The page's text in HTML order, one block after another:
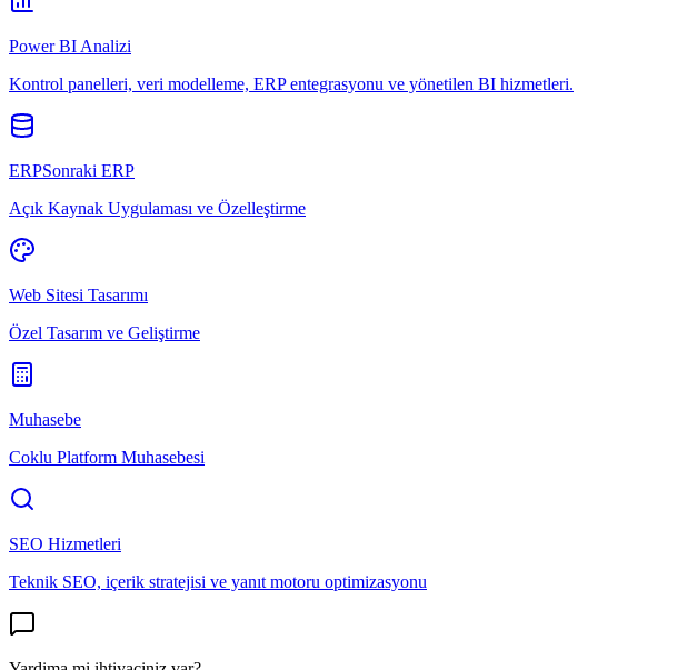
Power BI Analizi
Kontrol panelleri, veri modelleme, ERP entegrasyonu ve yönetilen BI hizmetleri.
ERPSonraki ERP
Açık Kaynak Uygulaması ve Özelleştirme
Web Sitesi Tasarımı
Özel Tasarım ve Geliştirme
Muhasebe
Coklu Platform Muhasebesi
SEO Hizmetleri
Teknik SEO, içerik stratejisi ve yanıt motoru optimizasyonu